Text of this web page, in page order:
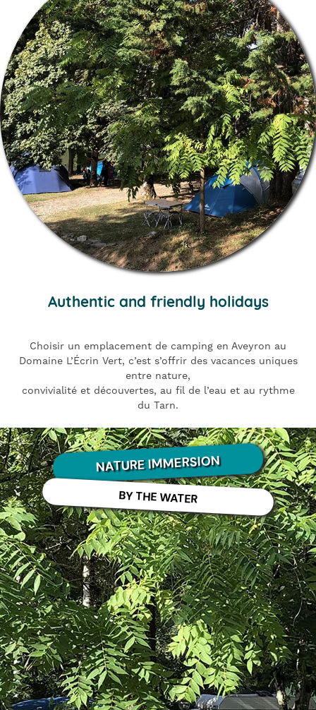
Authentic and friendly holidays
Choisir un emplacement de camping en Aveyron au
Domaine L’Écrin Vert, c’est s’offrir des vacances uniques
entre nature,
convivialité et découvertes, au fil de l’eau et au rythme
du Tarn.
NATURE IMMERSION
BY THE WATER